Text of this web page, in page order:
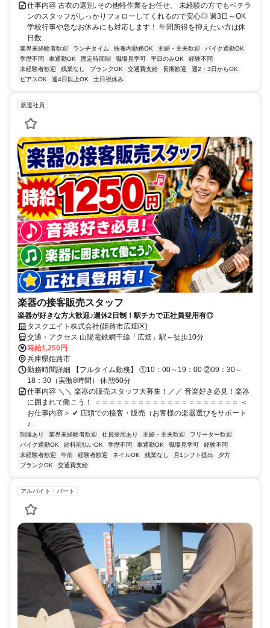
仕事内容 古衣の選別､その他軽作業をお任せ。 未経験の方でもベテラ
ンのスタッフがしっかりフォローしてくれるので安心◎ 週3日～OK
学校行事や急なお休みにも対応します！ 年間所得を抑えたい方は休
日数...
業界未経験者歓迎 ランチタイム 扶養内勤務OK 主婦・主夫歓迎
バイク通勤OK
学歴不問
車通勤OK 固定時間制 職場見学可 平日のみOK
経験不問
未経験者歓迎
残業なし ブランクOK 交通費支給 長期歓迎
週2・3日からOK
ピアスOK
週4日以上OK 土日祝休み
派遣社員
楽器の接客販売スタッフ
楽器が好きな方大歓迎♪週休2日制！駅チカで正社員登用有◎
タスクエイト株式会社(姫路市広畑区)
交通・アクセス 山陽電鉄網干線「広畑」駅～徒歩10分
時給1,250円
兵庫県姫路市
勤務時間詳細 【フルタイム勤務】 ①10：00～19：00 ②09：30～
18：30（実働8時間） 休憩60分
仕事内容 ＼＼ 楽器の販売スタッフ大募集！／／ 音楽好き必見！楽器
に囲まれて働こう！ ＝＝＝＝＝＝＝＝＝＝＝＝＝＝＝＝＝＝＝＝ ＜
お仕事内容＞ ✔ 店頭での接客・販売（お客様の楽器選びをサポート
♪...
制服あり 業界未経験者歓迎 社員登用あり 主婦・主夫歓迎
フリーター歓迎
バイク通勤OK
給料前払いOK 学歴不問 車通勤OK 職場見学可
経験不問
未経験者歓迎
午前 経験者歓迎 ネイルOK 残業なし 月1シフト提出
夕方
ブランクOK
交通費支給
アルバイト・パート